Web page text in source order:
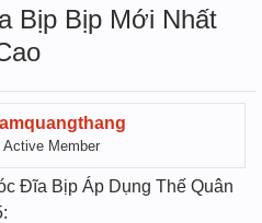
Bịp Bịp Mới Nhất
Active Member
Đĩa Bịp Áp Dụng Thế Quân